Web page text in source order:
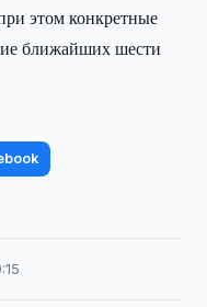
этом конкретные
ближайших шести